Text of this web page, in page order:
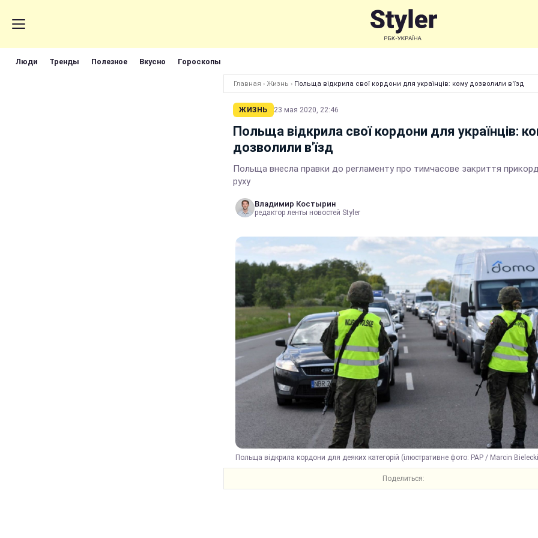
Люди Тренды Полезное Вкусно Гороскопы
Главная › Жизнь › Польща відкрила свої кордони для українців: кому дозволили в'їзд
ЖИЗНЬ 23 мая 2020, 22:46
Польща відкрила свої кордони для українців:
дозволили в'їзд
Польща внесла правки до регламенту про тимчасове закриття
руху
Владимир Костырин
редактор ленты новостей Styler
Польща відкрила кордони для деяких категорій (ілюстративне фото: PAP / Marcin
Поделиться: